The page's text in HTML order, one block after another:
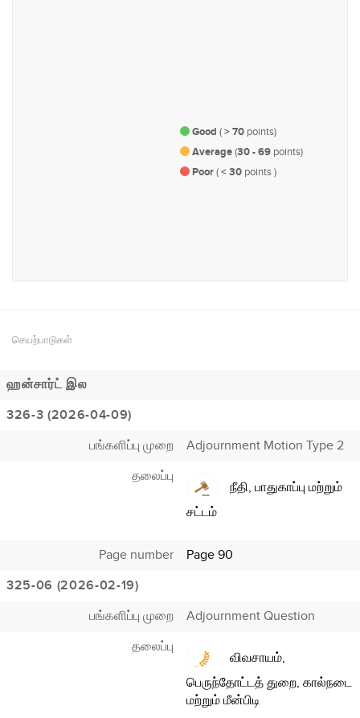
Good (> 70 points)
Average(30 - 69 points)
Poor(< 30 points )
செயற்பாடுகள்
ஹன்சார்ட் இல
326-3 (2026-04-09)
பங்களிப்பு முறை
Adjournment Motion Type 2
தலைப்பு
நீதி, பாதுகாப்பு மற்றும்
சட்டம்
Page number
Page 90
325-06 (2026-02-19)
பங்களிப்பு முறை
Adjournment Question
தலைப்பு
விவசாயம்,
பெருந்தோட்டத் துறை, கால்நடை
மற்றும் மீன்பிடி